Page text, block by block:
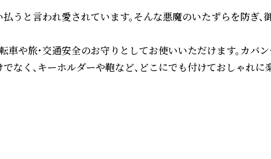
と言われ愛されています。そんな悪魔のいたずらを
・交通安全のお守りとしてお使いいただけます。カ
く、キーホルダーや鞄など、どこにでも付けておしゃれに